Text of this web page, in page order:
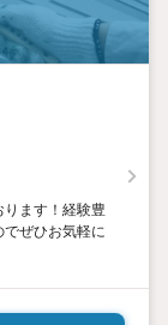
ます！経験豊
ぜひお気軽に